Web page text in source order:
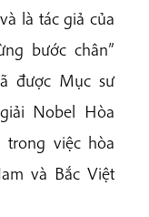
là tác giả của
bước chân”
được Mục sư
Nobel Hòa
việc hòa
và Bắc Việt